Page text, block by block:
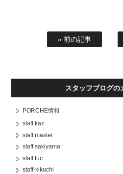
« 前の記事
スタッフブログの
PORCHE情報
staff kaz
staff master
staff sakiyama
staff tuc
staff-kikuchi